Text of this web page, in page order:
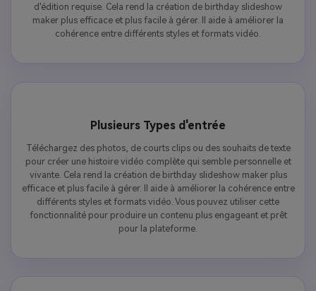
d'édition requise. Cela rend la création de birthday slideshow
maker plus efficace et plus facile à gérer. Il aide à améliorer la
cohérence entre différents styles et formats vidéo.
Plusieurs Types d'entrée
Téléchargez des photos, de courts clips ou des souhaits de texte
pour créer une histoire vidéo complète qui semble personnelle et
vivante. Cela rend la création de birthday slideshow maker plus
efficace et plus facile à gérer. Il aide à améliorer la cohérence entre
différents styles et formats vidéo. Vous pouvez utiliser cette
fonctionnalité pour produire un contenu plus engageant et prêt
pour la plateforme.